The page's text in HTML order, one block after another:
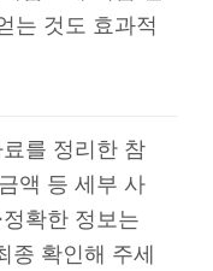
는 것도 효과적
를 정리한 참
액 등 세부 사
확한 정보는
종 확인해 주세